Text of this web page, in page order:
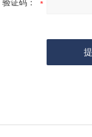
验证码：